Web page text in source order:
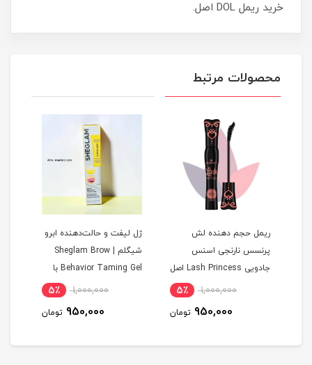
خرید ریمل DOL اصل.
محصولات مرتبط
ریمل حجم دهنده لش
پرنسس نارنجی اسنس
جادویی Lash Princess اصل
1,000,000 5٪
950,000 تومان
ژل لیفت و حالت‌دهنده ابرو
شیگلم | Sheglam Brow
Behavior Taming Gel با
ماندگاری بالا و بدون
1,000,000 5٪
950,000 تومان